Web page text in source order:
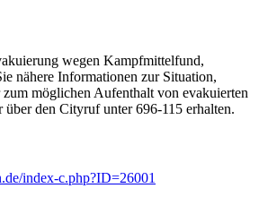
wegen Kampfmittelfund,
nähere Informationen zur Situation,
möglichen Aufenthalt von evakuierten
über den Cityruf unter 696-115 erhalten.
index-c.php?ID=26001